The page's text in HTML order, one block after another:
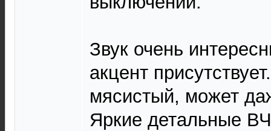
Звук очень
акцент
мясистый, может
Яркие детальные